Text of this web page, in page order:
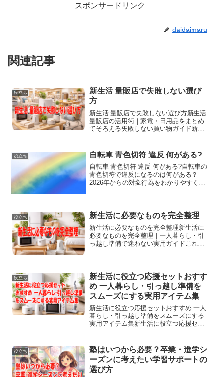
スポンサードリンク
daidaimaru
関連記事
役立ち
新生活 量販店で失敗しない選び
方
新生活 量販店で失敗しない選び方新生活
量販店の活用術｜家電・日用品をまとめ
てそろえる失敗しない買い物ガイド新し
新生活 量販店です。家電や日用品を一度
に確認できるため、...
役立ち 自転車 青色切符 違反 何がある?
自転車 青色切符 違反 何がある?自転車の
青色切符で違反になるのは何がある？
2026年からの対象行為をわかりやすく解
けでなく、青切符...
役立ち 新生活に必要なものを完全整理
新生活に必要なものを完全整理新生活に
必要なものを完全整理｜一人暮らし・引
っ越し準備で迷わない実用ガイドこれか
などで住環境が変わるタイ...
役立ち
新生活に役立つ応援セットおすす
め 一人暮らし・引っ越し準備を
スムーズにする実用アイテム集
新生活に役立つ応援セットおすすめ 一人
暮らし・引っ越し準備をスムーズにする
実用アイテム集新生活に役立つ応援セッ
を始める時期は、期待が大きい一方で、
準備することが多くて慌...
役立ち
塾はいつから必要？卒業・進学シ
ーズンに考えたい学習サポートの
選び方